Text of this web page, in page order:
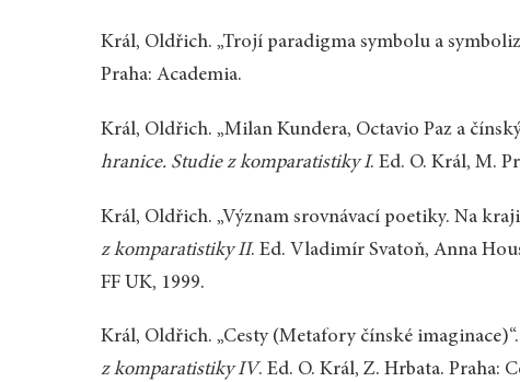
Král, Oldřich. „Trojí paradigma symbolu a
Praha: Academia.
Král, Oldřich. „Milan Kundera, Octavio Paz a
hranice. Studie z komparatistiky I. Ed. O. Král, M.
Král, Oldřich. „Význam srovnávací poetiky. Na
z komparatistiky II. Ed. Vladimír Svatoň, Anna
FF UK, 1999.
Král, Oldřich. „Cesty (Metafory čínské imaginace)“.
z komparatistiky IV. Ed. O. Král, Z. Hrbata. Praha: